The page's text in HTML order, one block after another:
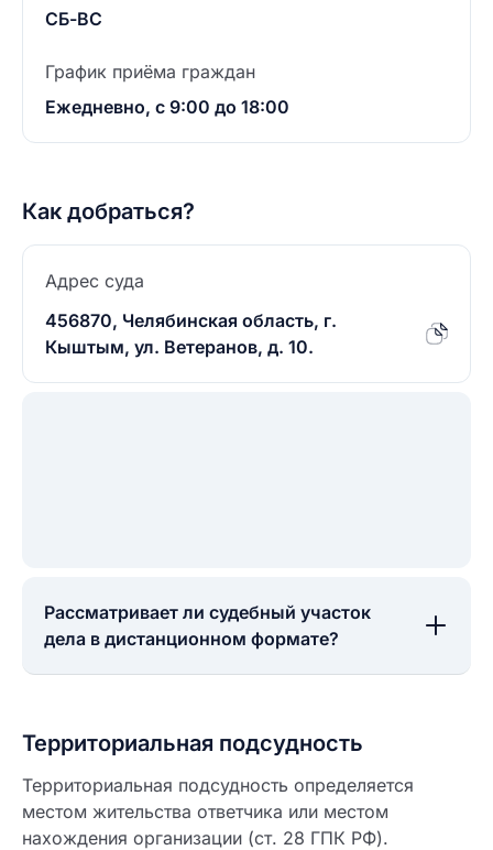
СБ-ВС
График приёма граждан
Ежедневно, с 9:00 до 18:00
Как добраться?
Адрес суда
456870, Челябинская область, г.
Кыштым, ул. Ветеранов, д. 10.
Рассматривает ли судебный участок
дела в дистанционном формате?
Территориальная подсудность
Территориальная подсудность определяется
местом жительства ответчика или местом
нахождения организации (ст. 28 ГПК РФ).